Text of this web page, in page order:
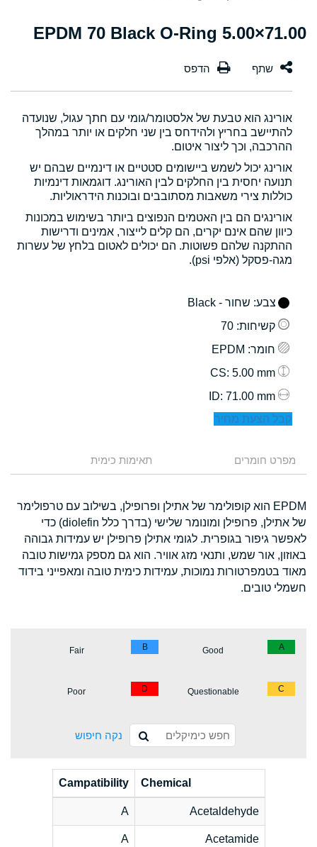
71.00×5.00 EPDM 70 Black O-Ring
אורינג הוא טבעת של אלסטומר/גומי עם חתך עגול, שנועדה
להתיישב בחריץ ולהידחס בין שני חלקים או יותר במהלך
ההרכבה, וכך ליצור איטום.
אורינג יכול לשמש ביישומים סטטיים או דינמיים שבהם יש
תנועה יחסית בין החלקים לבין האורינג. דוגמאות דינמיות
כוללות צירי משאבות מסתובבים ובוכנות הידראוליות.
אורינגים הם בין האטמים הנפוצים ביותר בשימוש במכונות
כיוון שהם אינם יקרים, הם קלים לייצור, אמינים ודרישות
ההתקנה שלהם פשוטות. הם יכולים לאטום בלחץ של עשרות
מגה-פסקל (אלפי psi).
צבע: שחור - Black
קשיחות: 70
חומר: EPDM
: 5.00 mm
: 71.00 mm
קבל הצעת מחיר
מפרט חומרים תאימות כימית
EPDM הוא קופולימר של אתילן ופרופילן, בשילוב עם טרפולימר
של אתילן, פרופילן ומונומר שלישי (בדרך כלל diolefin) כדי
לאפשר גיפור בגופרית. לגומי אתילן פרופילן יש עמידות גבוהה
באוזון, אור שמש, ותנאי מזג אוויר. הוא גם מספק גמישות טובה
מאוד בטמפרטורות נמוכות, עמידות כימית טובה ומאפייני בידוד
חשמלי טובים.
A
Good
B
Fair
C
Questionable
D
Poor
נקה חיפוש
Chemical
Campatibility
Acetaldehyde
A
Acetamide
A